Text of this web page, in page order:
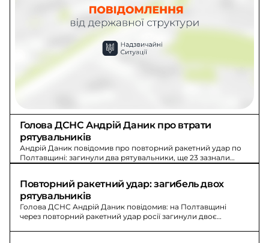
Голова ДСНС Андрій Даник про втрати
рятувальників
Андрій Даник повідомив про повторний ракетний удар по
Полтавщині: загинули два рятувальники, ще 23 зазнали
Повторний ракетний удар: загибель двох
рятувальників
Голова ДСНС Андрій Даник повідомив: на Полтавщині
через повторний ракетний удар росії загинули двоє